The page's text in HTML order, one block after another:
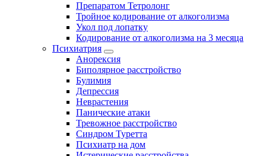
Препаратом Тетролонг
Тройное кодирование от алкоголизма
Укол под лопатку
Кодирование от алкоголизма на 3 месяца
Психиатрия
Анорексия
Биполярное расстройство
Булимия
Депрессия
Неврастения
Панические атаки
Тревожное расстройство
Синдром Туретта
Психиатр на дом